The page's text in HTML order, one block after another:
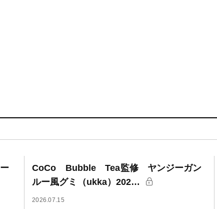
CoCo Bubble Tea監修 ヤンジーガン
ルー風グミ（ukka）202…
2026.07.15